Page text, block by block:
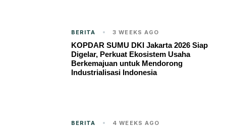
BERITA 3 WEEKS AGO
KOPDAR SUMU DKI Jakarta 2026 Siap
Digelar, Perkuat Ekosistem Usaha
Berkemajuan untuk Mendorong
Industrialisasi Indonesia
BERITA 4 WEEKS AGO